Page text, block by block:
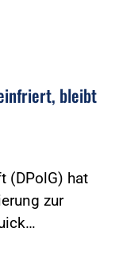
bleibt
(DPolG) hat
zur